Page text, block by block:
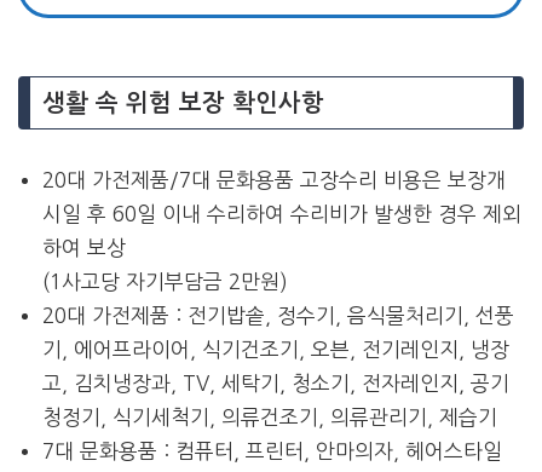
생활 속 위험 보장 확인사항
20대 가전제품/7대 문화용품 고장수리 비용은 보장개
시일 후 60일 이내 수리하여 수리비가 발생한 경우 제외
하여 보상
(1사고당 자기부담금 2만원)
20대 가전제품 : 전기밥솥, 정수기, 음식물처리기, 선풍
기, 에어프라이어, 식기건조기, 오븐, 전기레인지, 냉장
고, 김치냉장과, TV, 세탁기, 청소기, 전자레인지, 공기
청정기, 식기세척기, 의류건조기, 의류관리기, 제습기
7대 문화용품 : 컴퓨터, 프린터, 안마의자, 헤어스타일